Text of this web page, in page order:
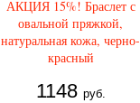
АКЦИЯ 15%! Браслет с
овальной пряжкой,
натуральная кожа, черно-
красный
1148 руб.